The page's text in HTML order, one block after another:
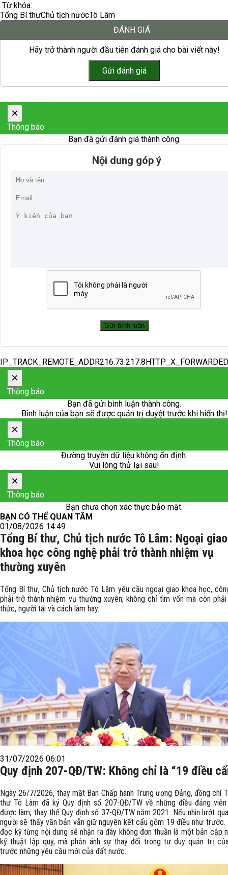
Từ khóa:
Tổng Bí thưChủ tịch nướcTô Lâm
ĐÁNH GIÁ
Hãy trở thành người đầu tiên đánh giá cho bài viết này!
×
Thông báo
Bạn đã gửi đánh giá thành công.
Nội dung góp ý
×
Thông báo
Bạn đã gửi bình luận thành công.
Bình luận của bạn sẽ được quản trị duyệt trước khi hiển thị!
×
Thông báo
Đường truyền dữ liệu không ổn định.
Vui lòng thử lại sau!
×
Thông báo
Bạn chưa chọn xác thực bảo mật.
BẠN CÓ THỂ QUAN TÂM
01/08/2026 14:49
Tổng Bí thư, Chủ tịch nước Tô Lâm: Ngoại giao
khoa học công nghệ phải trở thành nhiệm vụ
thường xuyên
Tổng Bí thư, Chủ tịch nước Tô Lâm yêu cầu ngoại giao khoa học,
phải trở thành nhiệm vụ thường xuyên; không chỉ tìm vốn mà còn
thức, người tài và cách làm hay.
31/07/2026 06:01
Quy định 207-QĐ/TW: Không chỉ là “19 điều
Ngày 26/7/2026, thay mặt Ban Chấp hành Trung ương Đảng, đồng chí
thư Tô Lâm đã ký Quy định số 207-QĐ/TW về những điều đảng viên
được làm, thay thế Quy định số 37-QĐ/TW năm 2021. Nếu nhìn lướt
người sẽ thấy văn bản vẫn giữ nguyên kết cấu gồm 19 điều như trước.
đọc kỹ từng nội dung sẽ nhận ra đây không đơn thuần là một bản cập
kỹ thuật lập quy, mà phản ánh sự thay đổi trong tư duy quản trị
trước những yêu cầu mới của đất nước.